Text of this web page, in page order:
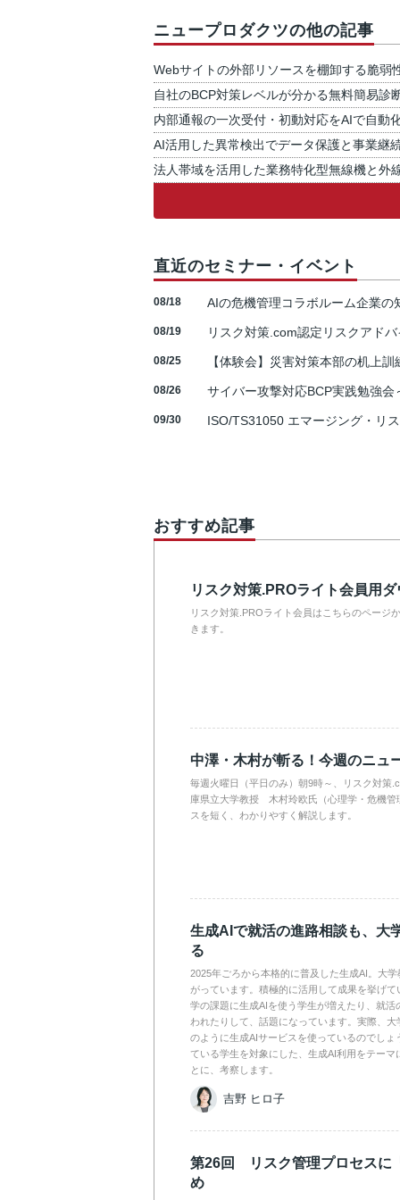
ニュープロダクツの他の記事
Webサイトの外部リソースを棚卸する脆弱
自社のBCP対策レベルが分かる無料簡易診
内部通報の一次受付・初動対応をAIで自動
AI活用した異常検出でデータ保護と事業継
法人帯域を活用した業務特化型無線機と外
直近のセミナー・イベント
08/18 AIの危機管理コラボルーム企業
08/19 リスク対策.com認定リスクアド
08/25 【体験会】災害対策本部の机上
08/26 サイバー攻撃対応BCP実践勉強
09/30 ISO/TS31050 エマージング・リ
おすすめ記事
リスク対策.PROライト会員用
リスク対策.PROライト会員はこちらのページ
きます。
中澤・木村が斬る！今週のニュ
毎週火曜日（平日のみ）朝9時～、リスク対
庫県立大学教授 木村玲欧氏（心理学・危機管
スを短く、わかりやすく解説します。
生成AIで就活の進路相談も、大
る
2025年ごろから本格的に普及した生成AI。大
がっています。積極的に活用して成果を挙げ
学の課題に生成AIを使う学生が増えたり、就活
われたりして、話題になっています。実際、
のように生成AIサービスを使っているのでしょ
ている学生を対象にした、生成AI利用をテーマ
とに、考察します。
吉野 ヒロ子
第26回 リスク管理プロセスに
め